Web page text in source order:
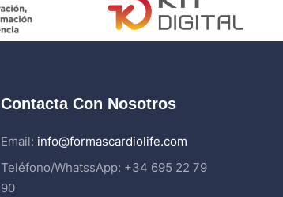
Contacta Con Nosotros
Email: info@formascardiolife.com
Teléfono/WhatssApp: +34 695 22 79
90